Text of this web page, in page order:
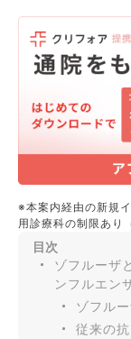
※本案内経由の新規
用診療科の制限あり
目次
ゾフルーザ
ンフルエン
ゾフル
従来の